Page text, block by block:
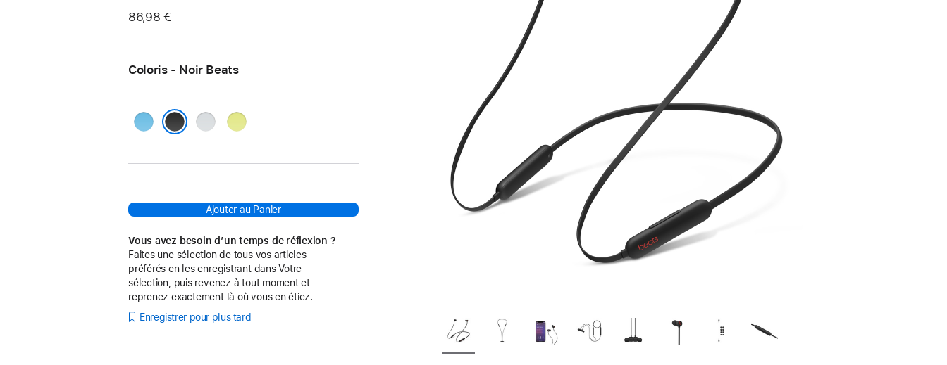
86,98 €
Coloris - Noir Beats
Bleu
Gris
Jaune
Ajouter au Panier
Vous avez besoin d’un temps de réflexion ?
Faites une sélection de tous vos articles
préférés en les enregistrant dans Votre
sélection, puis revenez à tout moment et
reprenez exactement là où vous en étiez.
Enregistrer pour plus tard